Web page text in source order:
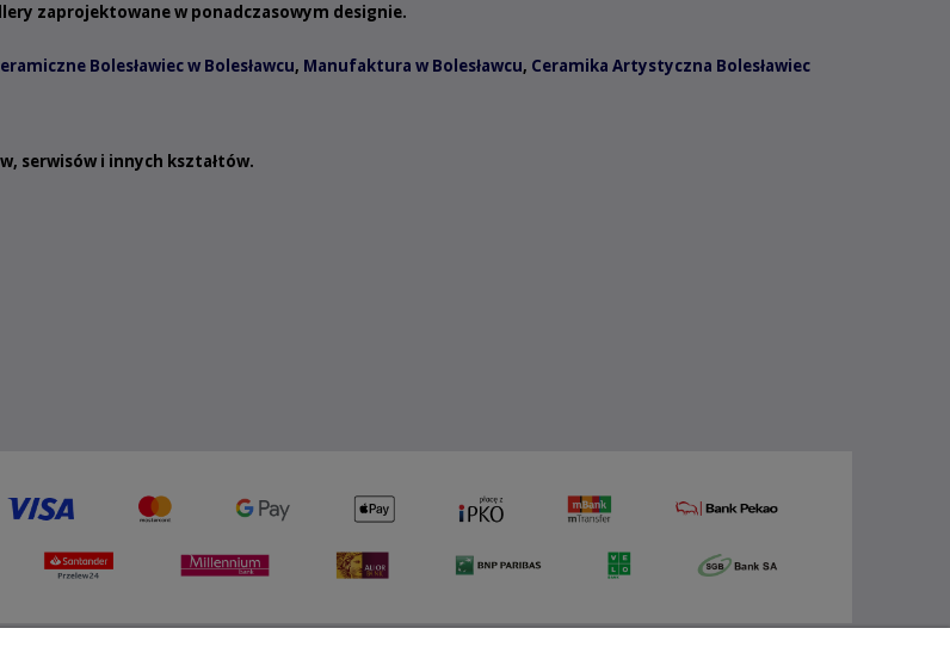
zaprojektowane w ponadczasowym designie.
Bolesławiec w Bolesławcu, Manufaktura w Bolesławcu, Ceramika Artystyczna Bolesławiec
, serwisów i innych kształtów.